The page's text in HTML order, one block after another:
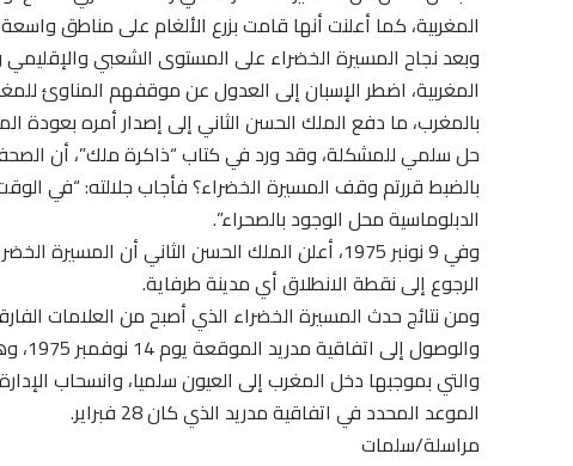
المغربية، كما أعلنت أنها قامت بزرع الألغام على مناطق
وبعد نجاح المسيرة الخضراء على المستوى الشعبي
المغربية، اضطر الإسبان إلى العدول عن موقفهم المناوئ
بالمغرب، ما دفع الملك الحسن الثاني إلى إصدار أمره بعودة
حل سلمي للمشكلة، وقد ورد في كتاب “ذاكرة ملك”، أن
بالضبط قررتم وقف المسيرة الخضراء؟ فأجاب جلالته: “في
الدبلوماسية محل الوجود بالصحراء”.
وفي 9 نونبر 1975، أعلن الملك الحسن الثاني أن
الرجوع إلى نقطة الانطلاق أي مدينة طرفاية.
ومن نتائج حدث المسيرة الخضراء الذي أصبح من العلامات
الموعد المحدد في اتفاقية مدريد الذي كان 28 فبراير.
مراسلة/سلمات